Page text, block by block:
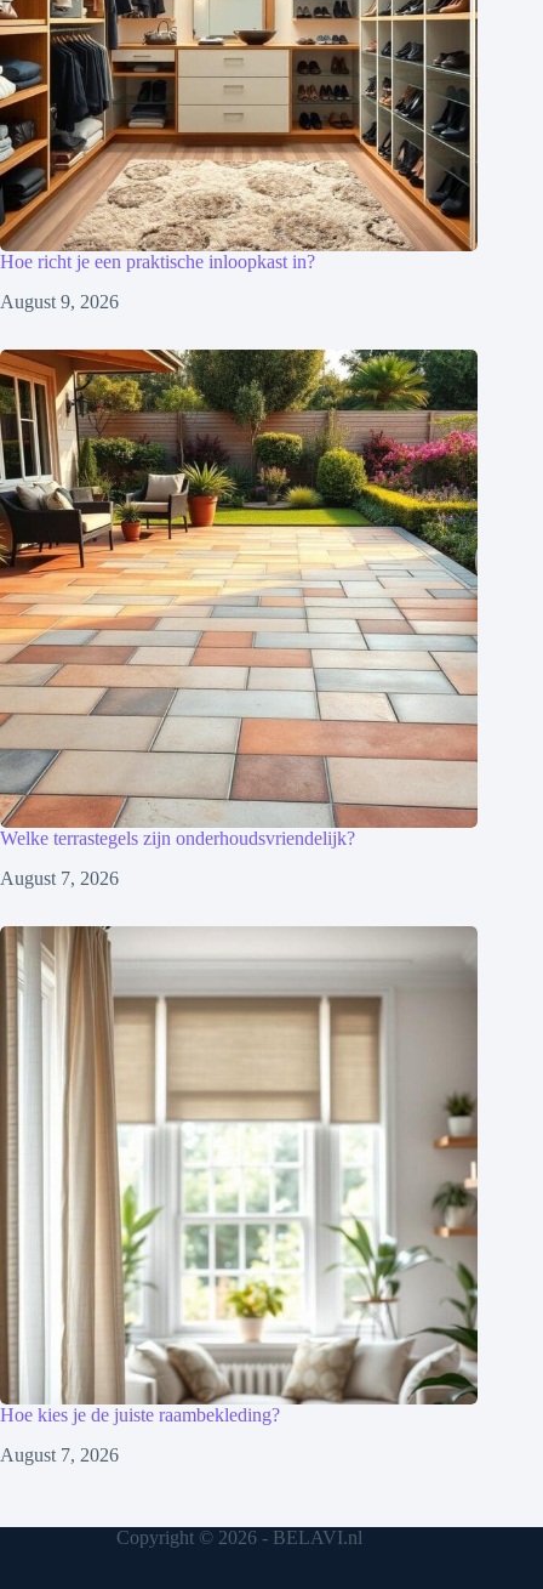
Hoe richt je een praktische inloopkast in?
August 9, 2026
Welke terrastegels zijn onderhoudsvriendelijk?
August 7, 2026
Hoe kies je de juiste raambekleding?
August 7, 2026
Copyright © 2026 - BELAVI.nl